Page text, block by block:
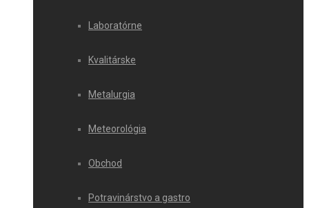
Laboratórne
Kvalitárske
Metalurgia
Meteorológia
Obchod
Potravinárstvo a gastro